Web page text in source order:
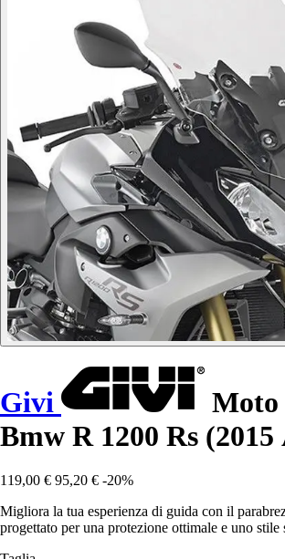
Givi
Moto
Bmw R 1200 Rs (2015
119,00 € 95,20 € -20%
Migliora la tua esperienza di guida con il
progettato per una protezione ottimale e uno stile